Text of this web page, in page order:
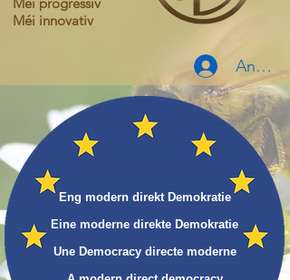
Méi innovativ
Eng modern direkt Demokratie
Eine moderne direkte Demokratie
Une Democracy directe moderne